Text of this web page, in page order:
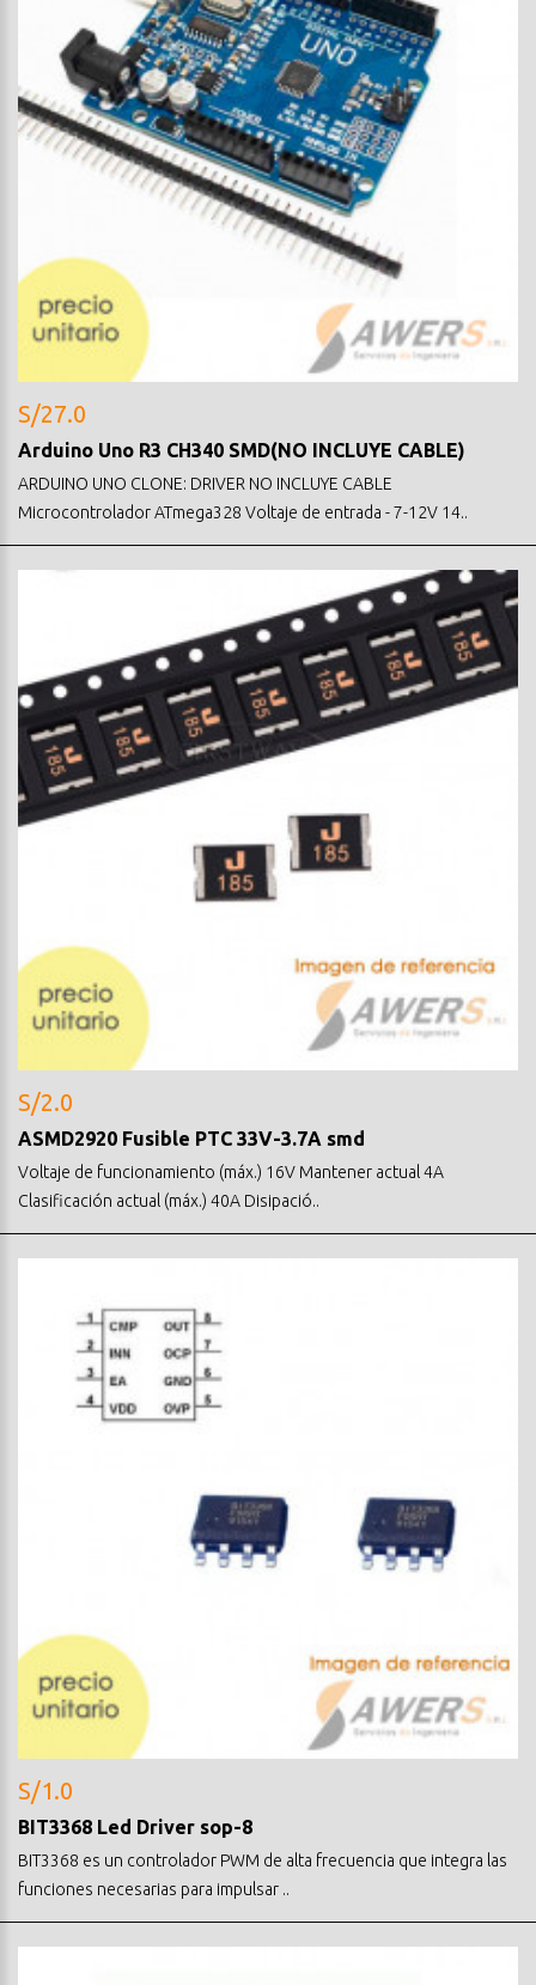
S/27.0
Arduino Uno R3 CH340 SMD(NO INCLUYE CABLE)
ARDUINO UNO CLONE: DRIVER NO INCLUYE CABLE
Microcontrolador ATmega328 Voltaje de entrada - 7-12V 14..
S/2.0
ASMD2920 Fusible PTC 33V-3.7A smd
Voltaje de funcionamiento (máx.) 16V Mantener actual 4A
Clasificación actual (máx.) 40A Disipació..
S/1.0
BIT3368 Led Driver sop-8
BIT3368 es un controlador PWM de alta frecuencia que integra las
funciones necesarias para impulsar ..